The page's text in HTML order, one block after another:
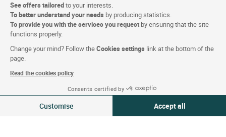
See offers tailoredto your interests.
To better understand your needs by producing statistics.
To provide you with the services you request by ensuring that the site
functions properly.
Change your mind? Follow theCookies settings link at the bottom of the
page.
Read the cookies policy
Consents certified by
Customise Accept all
09-10 Ago 2026
2 viajeros | 1 habitación
Asistencia
Mapa del sitio
Créditos
fotografías
Síguenos